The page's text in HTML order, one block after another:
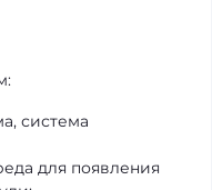
система
для появления